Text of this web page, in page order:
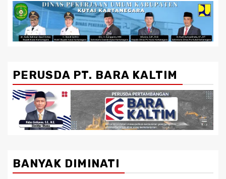
PERUSDA PT. BARA KALTIM
BANYAK DIMINATI